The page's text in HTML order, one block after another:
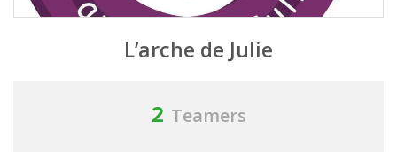
L’arche de Julie
2 Teamers